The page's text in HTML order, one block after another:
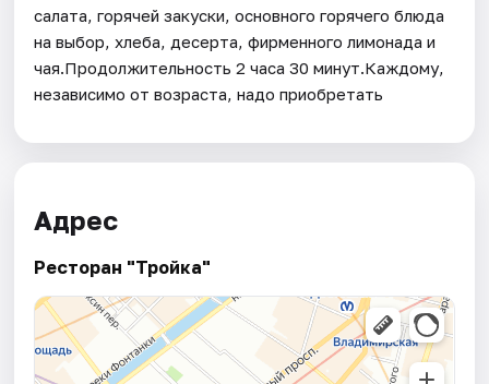
салата, горячей закуски, основного горячего блюда
на выбор, хлеба, десерта, фирменного лимонада и
чая.Продолжительность 2 часа 30 минут.Каждому,
независимо от возраста, надо приобретать
Адрес
Ресторан "Тройка"